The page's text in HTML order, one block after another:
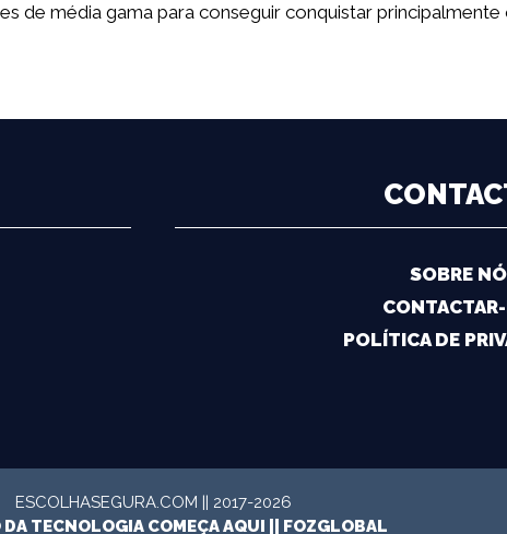
de média gama para conseguir conquistar
SOBRE
POLÍTICA DE
ESCOLHASEGURA.COM || 2017-2026
TECNOLOGIA COMEÇA AQUI || FOZGLOBAL